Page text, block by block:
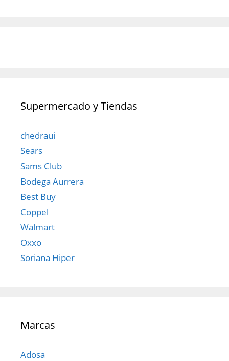
Supermercado y Tiendas
chedraui
Sears
Sams Club
Bodega Aurrera
Best Buy
Coppel
Walmart
Oxxo
Soriana Hiper
Marcas
Adosa